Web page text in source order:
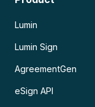
Lumin
Lumin Sign
AgreementGen
eSign API